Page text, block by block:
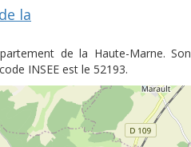
la
de la Haute-Marne. Son
INSEE est le 52193.